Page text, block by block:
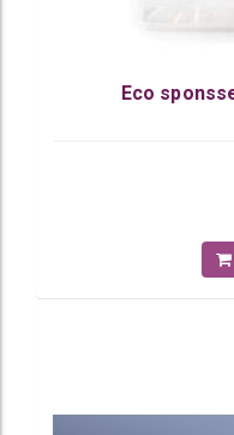
Eco